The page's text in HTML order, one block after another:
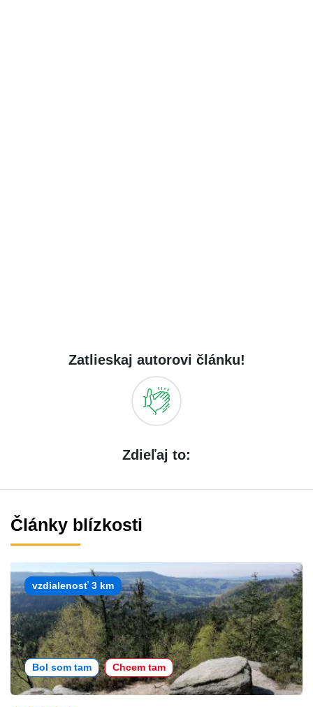
Zatlieskaj autorovi článku!
Zdieľaj to:
Články blízkosti
vzdialenosť 3 km
Bol som tam Chcem tam